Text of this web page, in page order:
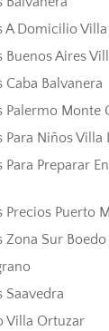
A Domicilio
Buenos Aires
Caba Balvanera
Palermo Monte
Para Niños Villa
Preparar
Precios Puerto
Zona Sur Boedo
Saavedra
Villa Ortuzar